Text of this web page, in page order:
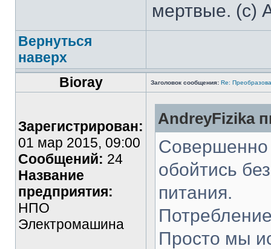
мертвые. (с)
Вернуться
наверх
Bioray
Заголовок сообщения: Re:
Зарегистрирован:
01 мар 2015, 09:00
Сообщений: 24
Название
предприятия:
НПО
Электромашина
AndreyFizika
Совершенно
обойтись
питания.
Просто мы